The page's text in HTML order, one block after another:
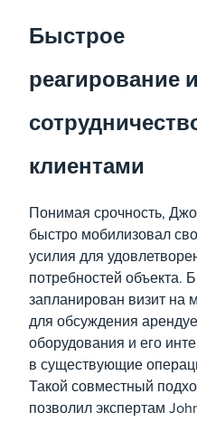
Быстрое
реагирование
клиентами
Понимая срочность,
быстро мобилизовал
усилия для
потребностей объекта.
запланирован визит на
для обсуждения
оборудования и его
в существующие
Такой совместный
позволил экспертам